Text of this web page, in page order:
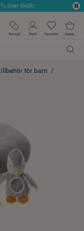
över 649kr
Recept Profil Favoriter Kassa
för barn